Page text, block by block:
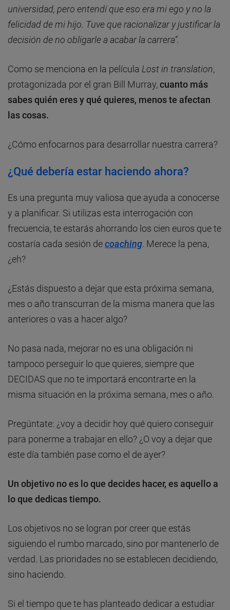
universidad, pero entendí que eso era mi ego y no la
felicidad de mi hijo. Tuve que racionalizar y justificar la
decisión de no obligarle a acabar la carrera”.
Como se menciona en la película Lost in translation,
protagonizada por el gran Bill Murray,cuanto más
sabes quién eres y qué quieres, menos te afectan
las cosas.
¿Cómo enfocarnos para desarrollar nuestra carrera?
¿Qué debería estar haciendo ahora?
Es una pregunta muy valiosa que ayuda a conocerse
y a planificar. Si utilizas esta interrogación con
frecuencia, te estarás ahorrando los cien euros que te
costaría cada sesión decoaching . Merece la pena,
¿eh?
¿Estás dispuesto a dejar que esta próxima semana,
mes o año transcurran de la misma manera que las
anteriores o vas a hacer algo?
No pasa nada, mejorar no es una obligación ni
tampoco perseguir lo que quieres, siempre que
DECIDAS que no te importará encontrarte en la
misma situación en la próxima semana, mes o año.
Pregúntate: ¿voy a decidir hoy qué quiero conseguir
para ponerme a trabajar en ello? ¿O voy a dejar que
este día también pase como el de ayer?
Un objetivo no es lo que decides hacer, es aquello a
lo que dedicas tiempo.
Los objetivos no se logran por creer que estás
siguiendo el rumbo marcado, sino por mantenerlo de
verdad. Las prioridades no se establecen decidiendo,
sino haciendo.
Si el tiempo que te has planteado dedicar a estudiar